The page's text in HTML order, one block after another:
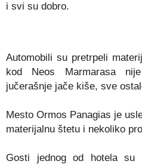
i svi su dobro.
Automobili su pretrpeli
kod Neos Marmarasa
jučerašnje jače kiše, sve
Mesto Ormos Panagias je
materijalnu štetu i nekoliko
Gosti jednog od hotela su